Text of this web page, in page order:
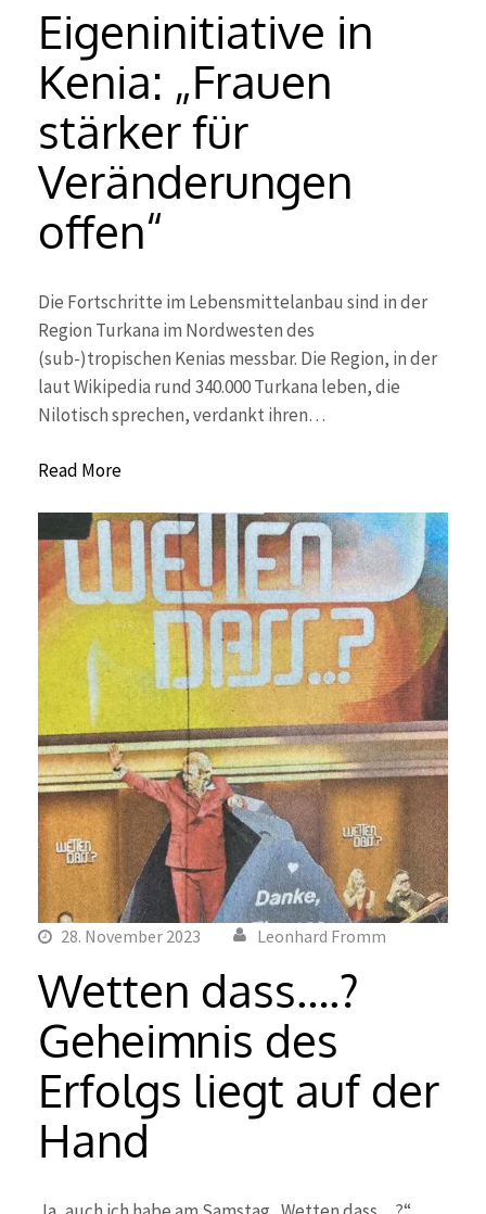
Eigeninitiative in
Kenia: „Frauen
stärker für
Veränderungen
offen“
Die Fortschritte im Lebensmittelanbau sind in der
Region Turkana im Nordwesten des
(sub-)tropischen Kenias messbar. Die Region, in der
laut Wikipedia rund 340.000 Turkana leben, die
Nilotisch sprechen, verdankt ihren…
Read More
28. November 2023 Leonhard Fromm
Wetten dass….?
Geheimnis des
Erfolgs liegt auf der
Hand